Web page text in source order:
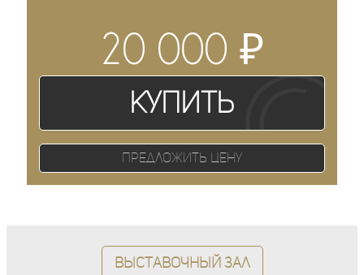
20 000₽
Купить
Предложить цену
Выставочный зал